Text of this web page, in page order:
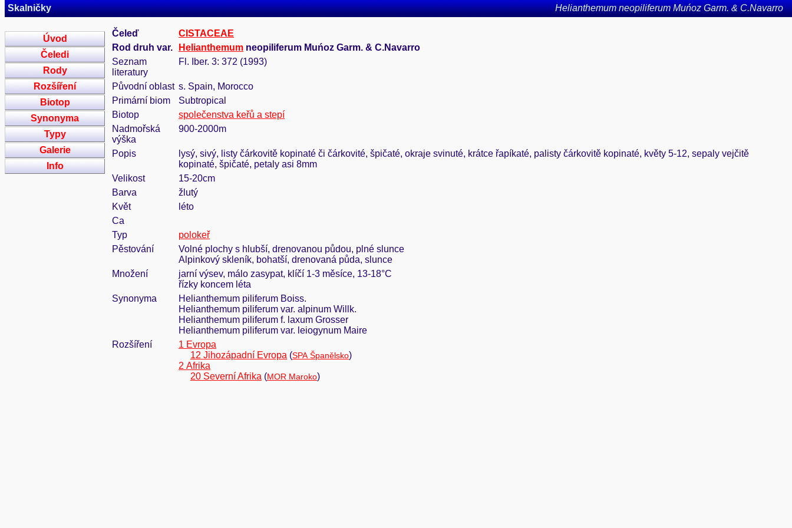
Skalničky Helianthemum neopiliferum Muńoz Garm. & C.Navarro
Úvod
Čeledi
Rody
Rozšíření
Biotop
Synonyma
Typy
Galerie
Info
Čeleď
CISTACEAE
Rod druh var.
Helianthemum neopiliferum Muńoz Garm. & C.Navarro
Seznam
literatury
Fl. Iber. 3: 372 (1993)
Původní oblast s. Spain, Morocco
Primární biom
Subtropical
Biotop
společenstva keřů a stepí
Nadmořská
výška
900-2000m
Popis
lysý, sivý, listy čárkovitě kopinaté či čárkovité, špičaté, okraje svinuté, krátce řapíkaté, palisty čárkovitě kopinaté, květy 5-12, sepaly vejčitě
kopinaté, špičaté, petaly asi 8mm
Velikost
15-20cm
Barva
žlutý
Květ
léto
Ca
Typ
polokeř
Pěstování
Volné plochy s hlubší, drenovanou půdou, plné slunce
Alpinkový skleník, bohatší, drenovaná půda, slunce
Množení
jarní výsev, málo zasypat, klíčí 1-3 měsíce, 13-18°C
řízky koncem léta
Synonyma
Helianthemum piliferum Boiss.
Helianthemum piliferum var. alpinum Willk.
Helianthemum piliferum f. laxum Grosser
Helianthemum piliferum var. leiogynum Maire
Rozšíření
1 Evropa
12 Jihozápadní Evropa (SPA Španělsko)
2 Afrika
20 Severní Afrika (MOR Maroko)